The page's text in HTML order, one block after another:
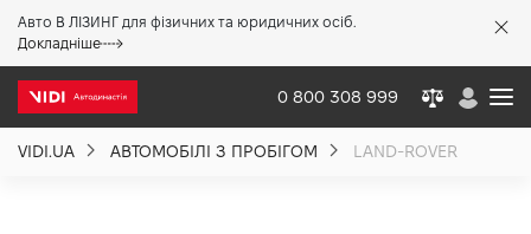
Авто В ЛІЗИНГ для фізичних та юридичних осіб.
Докладніше
0 800 308 999
VIDI.UA АВТОМОБІЛІ З ПРОБІГОМ LAND-ROVER